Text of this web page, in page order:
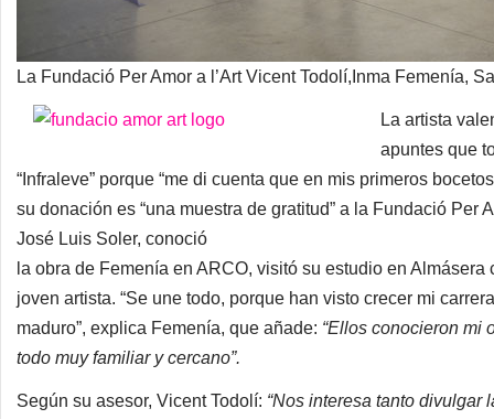
La Fundació Per Amor a l’Art Vicent Todolí,Inma Femenía,
La artista
apuntes que
“Infraleve” porque “me di cuenta que en mis primeros
su donación es “una muestra de gratitud” a la Fundació Per
José Luis Soler, conoció
la obra de Femenía en ARCO, visitó su estudio en
joven artista. “Se une todo, porque han visto crecer mi
maduro”, explica Femenía, que añade: “Ellos conocieron mi
todo muy familiar y cercano”.
Según su asesor, Vicent Todolí: “Nos interesa tanto divulgar